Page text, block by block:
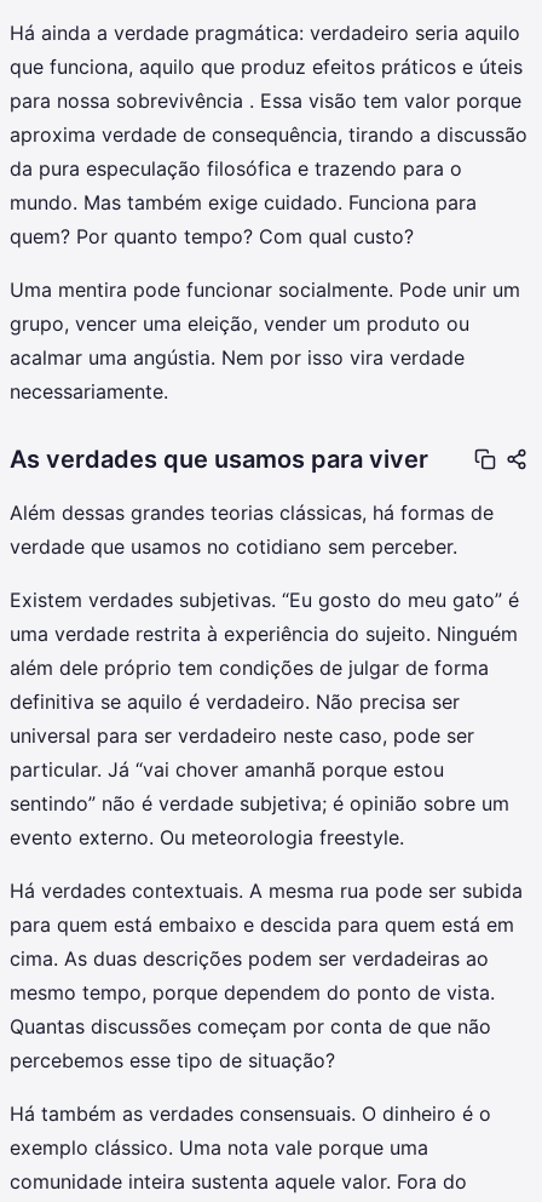
Há ainda a verdade pragmática: verdadeiro seria aquilo
que funciona, aquilo que produz efeitos práticos e úteis
para nossa sobrevivência . Essa visão tem valor porque
aproxima verdade de consequência, tirando a discussão
da pura especulação filosófica e trazendo para o
mundo. Mas também exige cuidado. Funciona para
quem? Por quanto tempo? Com qual custo?
Uma mentira pode funcionar socialmente. Pode unir um
grupo, vencer uma eleição, vender um produto ou
acalmar uma angústia. Nem por isso vira verdade
necessariamente.
As verdades que usamos para viver
Além dessas grandes teorias clássicas, há formas de
verdade que usamos no cotidiano sem perceber.
Existem verdades subjetivas. “Eu gosto do meu gato” é
uma verdade restrita à experiência do sujeito. Ninguém
além dele próprio tem condições de julgar de forma
definitiva se aquilo é verdadeiro. Não precisa ser
universal para ser verdadeiro neste caso, pode ser
particular. Já “vai chover amanhã porque estou
sentindo” não é verdade subjetiva; é opinião sobre um
evento externo. Ou meteorologia freestyle.
Há verdades contextuais. A mesma rua pode ser subida
para quem está embaixo e descida para quem está em
cima. As duas descrições podem ser verdadeiras ao
mesmo tempo, porque dependem do ponto de vista.
Quantas discussões começam por conta de que não
percebemos esse tipo de situação?
Há também as verdades consensuais. O dinheiro é o
exemplo clássico. Uma nota vale porque uma
comunidade inteira sustenta aquele valor. Fora do